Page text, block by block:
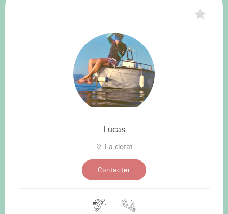
Lucas
La ciotat
Contacter